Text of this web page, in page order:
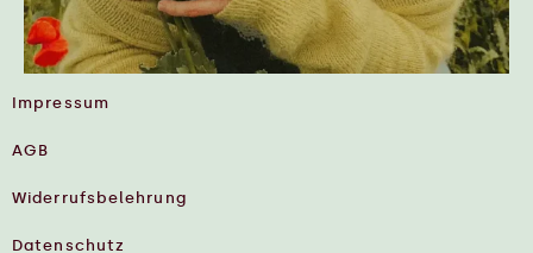
Impressum
AGB
Widerrufsbelehrung
Datenschutz